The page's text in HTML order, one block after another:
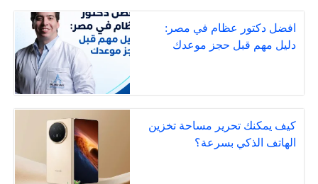
افضل دكتور عظام في مصر:
دليل مهم قبل حجز موعدك
كيف يمكنك تحرير مساحة تخزين
الهاتف الذكي بسرعة؟